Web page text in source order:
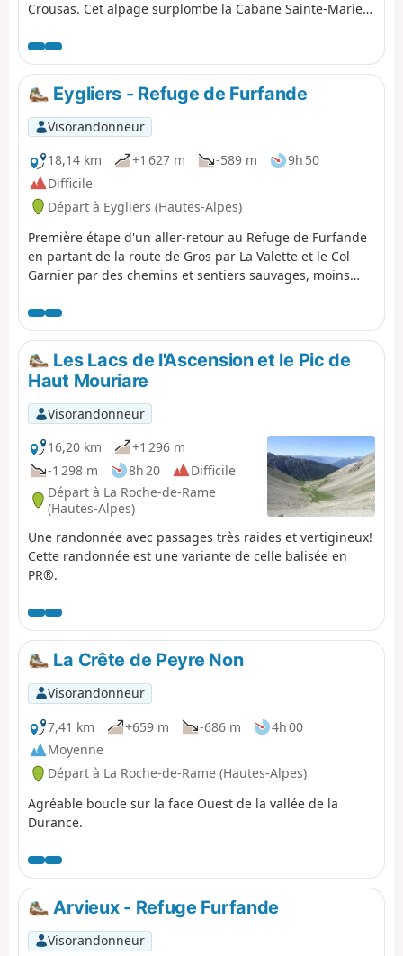
Crousas. Cet alpage surplombe la Cabane Sainte-Marie
Eygliers - Refuge de Furfande
Visorandonneur
18,14 km
+1 627 m -589 m
9h 50
Difficile
Départ à Eygliers (Hautes-Alpes)
Première étape d'un aller-retour au Refuge de Furfande
en partant de la route de Gros par La Valette et le Col
Garnier par des chemins et sentiers sauvages, moins
complètement réhabilité et modernisé. Le retour se fera
par un itinéraire différent et tout aussi intéressant
Les Lacs de l'Ascension et le Pic de
Haut Mouriare
Visorandonneur
16,20 km
+1 296 m
-1 298 m
8h 20
Difficile
Départ à La Roche-de-Rame
(Hautes-Alpes)
Une randonnée avec passages très raides et vertigineux!
Cette randonnée est une variante de celle balisée en
PR®.
La Crête de Peyre Non
Visorandonneur
7,41 km
+659 m -686 m
4h 00
Moyenne
Départ à La Roche-de-Rame (Hautes-Alpes)
Agréable boucle sur la face Ouest de la vallée de la
Durance.
Arvieux - Refuge Furfande
Visorandonneur